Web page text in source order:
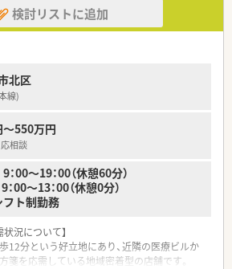
前に3店舗展開している地元の調剤薬局で
指し、患者様対応を大切にされています。
ションアップのため、メリハリをつけた勤務管
えられました。
員勉強会を行っています。局外より講師(ドク
して講演頂いたり、職員が独自にテーマを考え
に、勉強会を重ねています。学会などは自由参
す。
希望される方
専門知識を深めたい方
検討リストに追加
北区
線)
550万円
相談
00～19：00（休憩60分）
00～13：00（休憩0分）
ト制勤務
況について】
12分という好立地にあり、近隣の医療ビルか
箋を応需している地域密着型の店舗です。